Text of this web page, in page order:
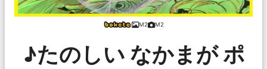
M2 M2
♪たのしい なかまが ポ